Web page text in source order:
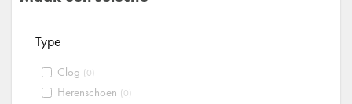
Type
Clog (0)
Herenschoen (0)